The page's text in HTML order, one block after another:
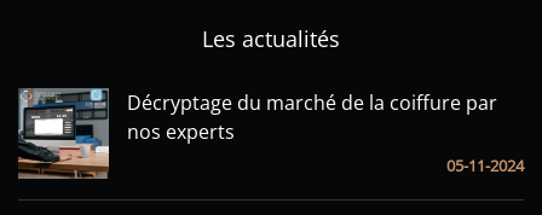
Les actualités
Décryptage du marché de la coiffure par
nos experts
05-11-2024